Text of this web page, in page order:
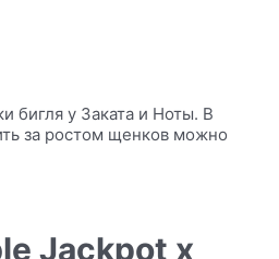
бигля у Заката и Ноты. В
за ростом щенков можно
Jackpot х